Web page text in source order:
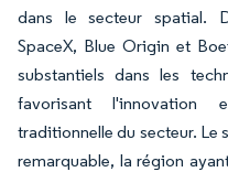
dans le secteur spatial.
SpaceX, Blue Origin et
substantiels dans les
favorisant l'innovation
traditionnelle du secteur. Le
remarquable, la région